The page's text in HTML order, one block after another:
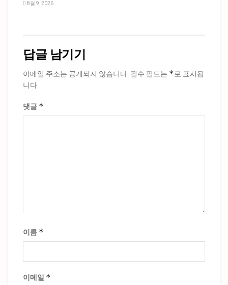
8월 9, 2026
답글 남기기
이메일 주소는 공개되지 않습니다. 필수 필드는 *로 표시됩
니다
댓글 *
이름 *
이메일 *